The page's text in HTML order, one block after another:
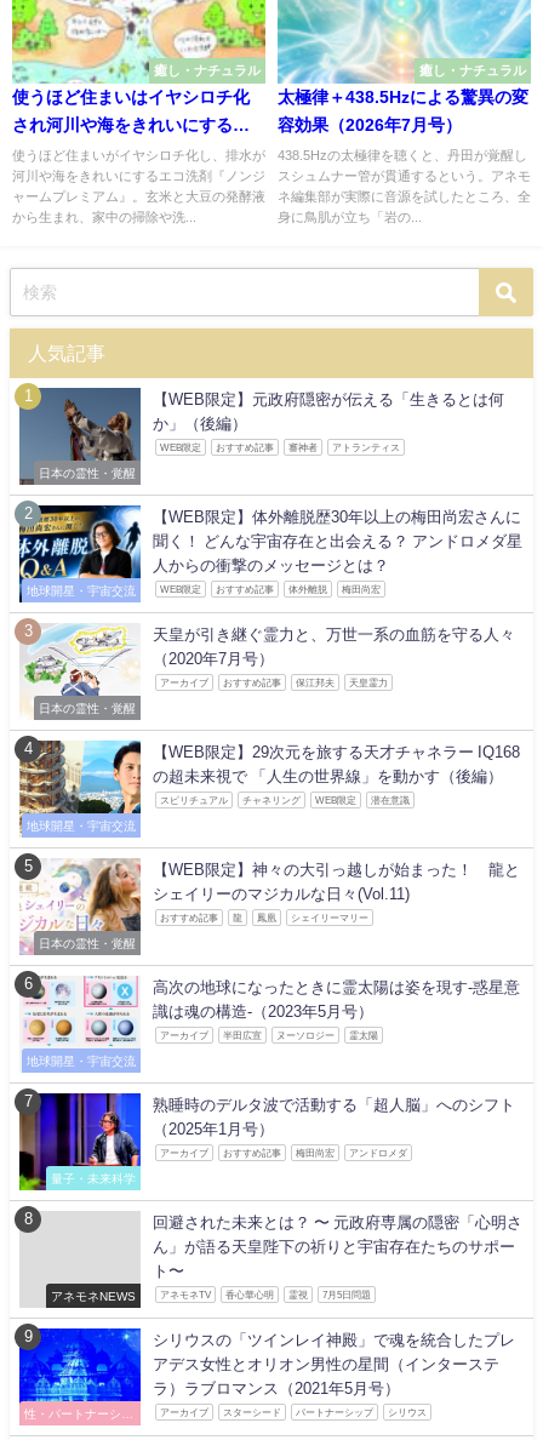
癒し・ナチュラル
使うほど住まいはイヤシロチ化
され河川や海をきれいにする
『ノンジャームプレミアム』
（2026年4月号）
使うほど住まいがイヤシロチ化し、排水が
河川や海をきれいにするエコ洗剤『ノンジ
ャームプレミアム』。玄米と大豆の発酵液
から生まれ、家中の掃除や洗...
癒し・ナチュラル
太極律＋438.5Hzによる驚異の変
容効果（2026年7月号）
438.5Hzの太極律を聴くと、丹田が覚醒し
スシュムナー管が貫通するという。アネモ
ネ編集部が実際に音源を試したところ、全
身に鳥肌が立ち「岩の...
人気記事
日本の霊性・覚醒
【WEB限定】元政府隠密が伝える「生きるとは何
か」（後編）
WEB限定 おすすめ記事 審神者 アトランティス
地球開星・宇宙交流
【WEB限定】体外離脱歴30年以上の梅田尚宏さんに
聞く！ どんな宇宙存在と出会える？ アンドロメダ星
人からの衝撃のメッセージとは？
WEB限定 おすすめ記事 体外離脱 梅田尚宏
日本の霊性・覚醒
天皇が引き継ぐ霊力と、万世一系の血筋を守る人々
（2020年7月号）
アーカイブ おすすめ記事 保江邦夫 天皇霊力
地球開星・宇宙交流
【WEB限定】29次元を旅する天才チャネラー IQ168
の超未来視で 「人生の世界線」を動かす（後編）
スピリチュアル チャネリング WEB限定 潜在意識
日本の霊性・覚醒
【WEB限定】神々の大引っ越しが始まった！ 龍と
シェイリーのマジカルな日々(Vol.11)
おすすめ記事 龍 鳳凰 シェイリーマリー
地球開星・宇宙交流
高次の地球になったときに霊太陽は姿を現す-惑星意
識は魂の構造-（2023年5月号）
アーカイブ 半田広宣 ヌーソロジー 霊太陽
量子・未来科学
熟睡時のデルタ波で活動する「超人脳」へのシフト
（2025年1月号）
アーカイブ おすすめ記事 梅田尚宏 アンドロメダ
アネモネNEWS
回避された未来とは？ 〜 元政府専属の隠密「心明さ
ん」が語る天皇陛下の祈りと宇宙存在たちのサポー
ト〜
アネモネTV 香心華心明 霊視 7月5日問題
性・パートナーシッ
プ
シリウスの「ツインレイ神殿」で魂を統合したプレ
アデス女性とオリオン男性の星間（インターステ
ラ）ラブロマンス（2021年5月号）
アーカイブ スターシード パートナーシップ シリウス